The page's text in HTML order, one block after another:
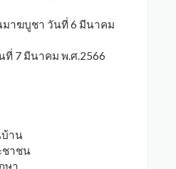
าฆบูชา วันที่ 6 มีนาคม
ที่ 7 มีนาคม พ.ศ.2566
บ้าน
ชาชน